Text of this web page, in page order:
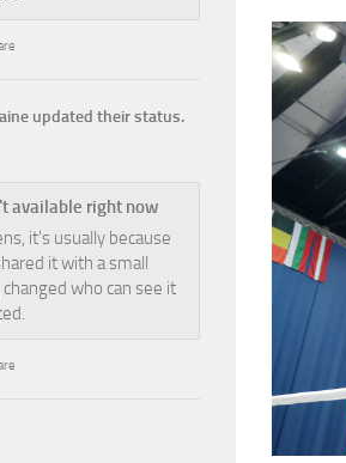
updated their status.
available right now
it's usually because
it with a small
who can see it